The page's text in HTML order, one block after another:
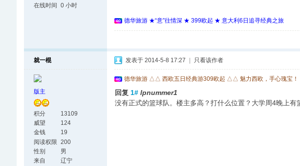
在线时间 0 小时
德华旅游 ★“意”往情深 ★ 399欧起 ★ 意大利6日追寻经典之旅
就一棍
版主
积分
13109
威望
124
金钱
19
阅读权限 200
性别
男
来自
辽宁
发表于 2014-5-8 17:27 只看该作者
德华旅游 △△ 西欧五日经典游309欧起 △△ 魅力西欧，手心瑰宝！
回复 1# lpnummer1
没有正式的篮球队。楼主多高？打什么位置？大学周4晚上有